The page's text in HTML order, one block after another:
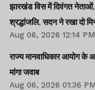
झारखंड विस में दिवंगत नेताओं,
श्रद्धांजलि, सदन ने रखा दो
Aug 06, 2026 12:14 PM
राज्य मानवाधिकार आयोग के
मांगा जवाब
Aug 06, 2026 01:36 PM